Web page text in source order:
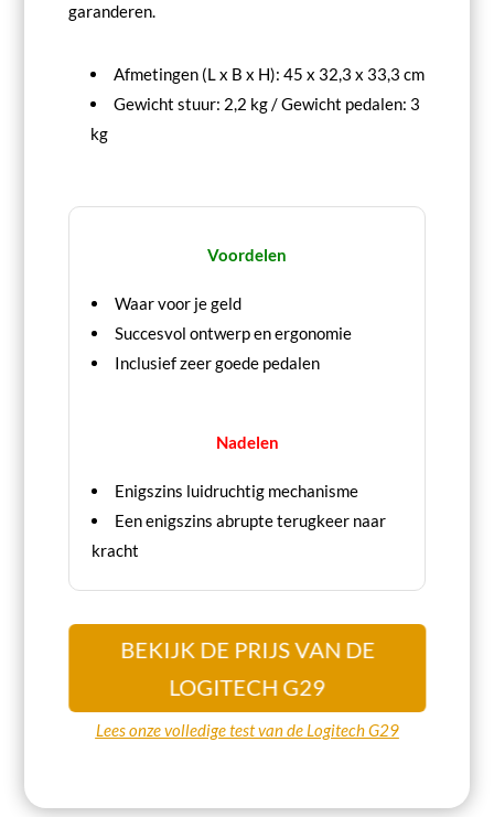
garanderen.
Afmetingen (L x B x H): 45 x 32,3 x 33,3 cm
Gewicht stuur: 2,2 kg / Gewicht pedalen: 3
kg
Voordelen
Waar voor je geld
Succesvol ontwerp en ergonomie
Inclusief zeer goede pedalen
Nadelen
Enigszins luidruchtig mechanisme
Een enigszins abrupte terugkeer naar
kracht
BEKIJK DE PRIJS VAN DE
LOGITECH G29
Lees onze volledige test van de Logitech G29